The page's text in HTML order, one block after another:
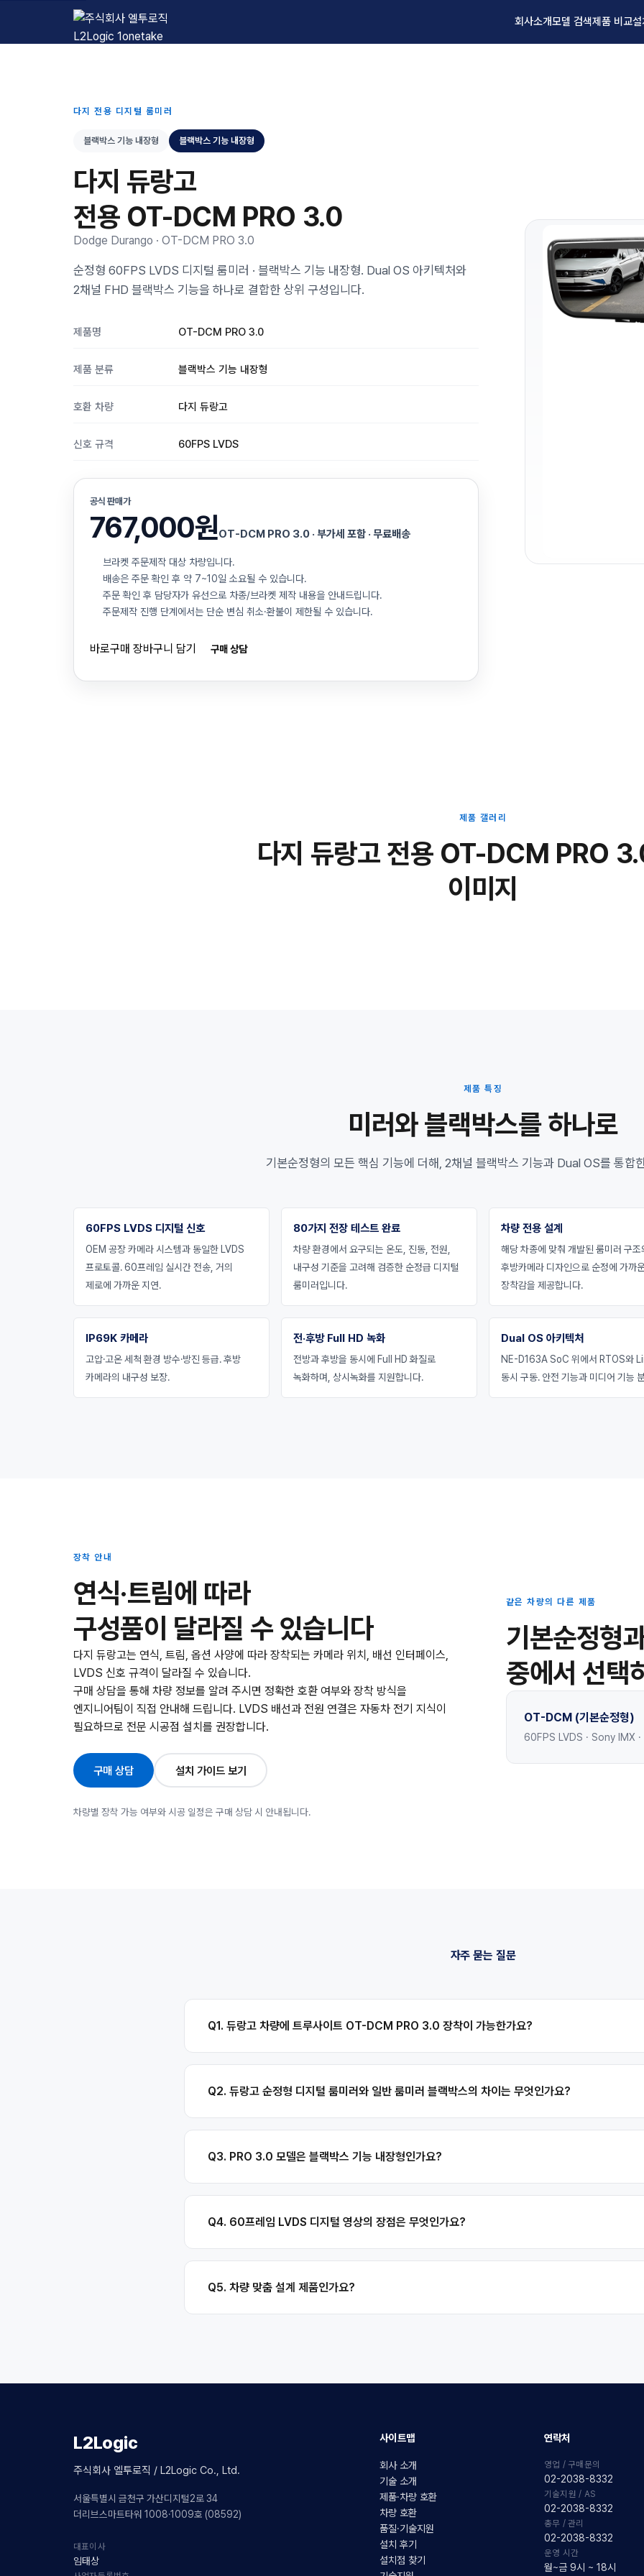
L2Logic 1onetake
회사소개모델 검색제품 비교설
다지 전용 디지털 룸미러
블랙박스 기능 내장형 블랙박스 기능 내장형
다지 듀랑고
전용 OT-DCM PRO 3.0
Dodge Durango · OT-DCM PRO 3.0
순정형 60FPS LVDS 디지털 룸미러 · 블랙박스 기능 내장형. Dual OS 아키텍처와
2채널 FHD 블랙박스 기능을 하나로 결합한 상위 구성입니다.
제품명 OT-DCM PRO 3.0
제품 분류 블랙박스 기능 내장형
호환 차량 다지 듀랑고
신호 규격 60FPS LVDS
공식 판매가
767,000원OT-DCM PRO 3.0 · 부가세 포함 · 무료배송
브라켓 주문제작 대상 차량입니다.
배송은 주문 확인 후 약 7~10일 소요될 수 있습니다.
주문 확인 후 담당자가 유선으로 차종/브라켓 제작 내용을 안내드립니다.
주문제작 진행 단계에서는 단순 변심 취소·환불이 제한될 수 있습니다.
바로구매 장바구니 담기 구매 상담
제품 갤러리
다지 듀랑고 전용 OT-DCM PRO
이미지
제품 특징
미러와 블랙박스를 하나로
기본순정형의 모든 핵심 기능에 더해, 2채널 블랙박스 기능과 Dual OS를 통합
60FPS LVDS 디지털 신호
OEM 공장 카메라 시스템과 동일한 LVDS
프로토콜. 60프레임 실시간 전송, 거의
제로에 가까운 지연.
80가지 전장 테스트 완료
차량 환경에서 요구되는 온도, 진동, 전원,
내구성 기준을 고려해 검증한 순정급 디지털
룸미러입니다.
차량 전용 설계
해당 차종에 맞춰 개발된 룸미러 구조
후방카메라 디자인으로 순정에 가까
장착감을 제공합니다.
IP69K 카메라
고압·고온 세척 환경 방수·방진 등급. 후방
카메라의 내구성 보장.
전·후방 Full HD 녹화
전방과 후방을 동시에 Full HD 화질로
녹화하며, 상시녹화를 지원합니다.
Dual OS 아키텍처
NE-D163A SoC 위에서 RTOS와
동시 구동. 안전 기능과 미디어 기능
장착 안내
연식·트림에 따라
구성품이 달라질 수 있습니다
다지 듀랑고는 연식, 트림, 옵션 사양에 따라 장착되는 카메라 위치, 배선 인터페이스,
LVDS 신호 규격이 달라질 수 있습니다.
구매 상담을 통해 차량 정보를 알려 주시면 정확한 호환 여부와 장착 방식을
엔지니어팀이 직접 안내해 드립니다. LVDS 배선과 전원 연결은 자동차 전기 지식이
필요하므로 전문 시공점 설치를 권장합니다.
구매 상담 설치 가이드 보기
차량별 장착 가능 여부와 시공 일정은 구매 상담 시 안내됩니다.
같은 차량의 다른 제품
기본순정형
중에서 선택
OT-DCM (기본순정형)
60FPS LVDS · Sony IMX ·
자주 묻는 질문
Q1. 듀랑고 차량에 트루사이트 OT-DCM PRO 3.0 장착이 가능한가요?
Q2. 듀랑고 순정형 디지털 룸미러와 일반 룸미러 블랙박스의 차이는 무엇인가요?
Q3. PRO 3.0 모델은 블랙박스 기능 내장형인가요?
Q4. 60프레임 LVDS 디지털 영상의 장점은 무엇인가요?
Q5. 차량 맞춤 설계 제품인가요?
L2Logic
주식회사 엘투로직 / L2Logic Co., Ltd.
서울특별시 금천구 가산디지털2로 34
더리브스마트타워 1008·1009호 (08592)
대표이사
임태상
사이트맵
회사 소개
기술 소개
제품·차량 호환
차량 호환
품질·기술지원
설치 후기
설치점 찾기
연락처
영업 / 구매문의
02-2038-8332
기술지원 / AS
02-2038-8332
총무 / 관리
02-2038-8332
운영 시간
월~금 9시 ~ 18시